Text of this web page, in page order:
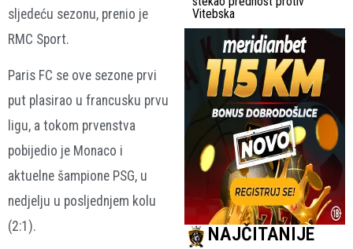
sljedeću sezonu, prenio je
RMC Sport.
Paris FC se ove sezone prvi
put plasirao u francusku prvu
ligu, a tokom prvenstva
pobijedio je Monaco i
aktuelne šampione PSG, u
nedjelju u posljednjem kolu
(2:1).
Vitebska
NAJČITANIJE